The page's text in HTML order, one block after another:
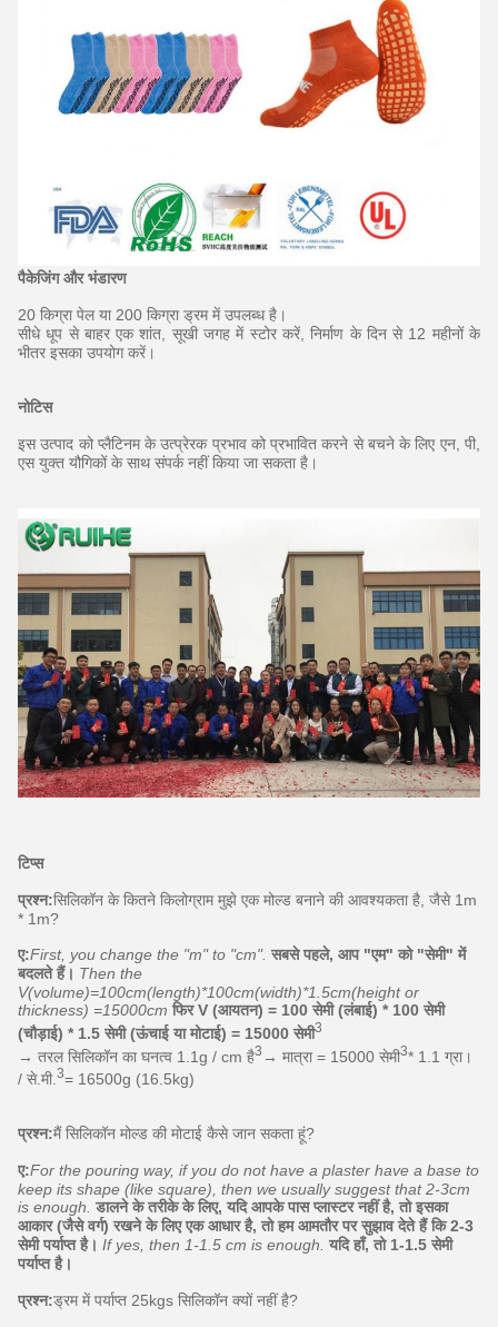
पैकेजिंग और भंडारण
20 किग्रा पेल या 200 किग्रा ड्रम में उपलब्ध है।
सीधे धूप से बाहर एक शांत, सूखी जगह में स्टोर करें, निर्माण के दिन से 12 महीनों के
भीतर इसका उपयोग करें।
नोटिस
इस उत्पाद को प्लैटिनम के उत्प्रेरक प्रभाव को प्रभावित करने से बचने के लिए एन, पी,
एस युक्त यौगिकों के साथ संपर्क नहीं किया जा सकता है।
टिप्स
प्रश्न:सिलिकॉन के कितने किलोग्राम मुझे एक मोल्ड बनाने की आवश्यकता है, जैसे 1m
* 1m?
ए:First, you change the "m" to "cm". सबसे पहले, आप "एम" को "सेमी" में
बदलते हैं। Then the
V(volume)=100cm(length)*100cm(width)*1.5cm(height or
thickness) =15000cm फिर V (आयतन) = 100 सेमी (लंबाई) * 100 सेमी
(चौड़ाई) * 1.5 सेमी (ऊंचाई या मोटाई) = 15000 सेमी3
→ तरल सिलिकॉन का घनत्व 1.1g / cm है3 → मात्रा = 15000 सेमी3* 1.1 ग्रा।
/ से.मी.3= 16500g (16.5kg)
प्रश्न:मैं सिलिकॉन मोल्ड की मोटाई कैसे जान सकता हूं?
ए:For the pouring way, if you do not have a plaster have a base to
keep its shape (like square), then we usually suggest that 2-3cm
is enough. डालने के तरीके के लिए, यदि आपके पास प्लास्टर नहीं है, तो इसका
आकार (जैसे वर्ग) रखने के लिए एक आधार है, तो हम आमतौर पर सुझाव देते हैं कि 2-3
सेमी पर्याप्त है। If yes, then 1-1.5 cm is enough. यदि हाँ, तो 1-1.5 सेमी
पर्याप्त है।
प्रश्न:ड्रम में पर्याप्त 25kgs सिलिकॉन क्यों नहीं है?